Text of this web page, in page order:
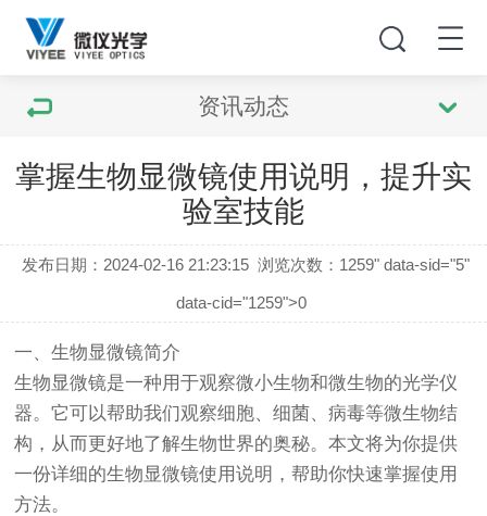
资讯动态
掌握生物显微镜使用说明，提升实
验室技能
发布日期：2024-02-16 21:23:15 浏览次数： 1259" data-sid="5"
data-cid="1259">0
一、生物显微镜简介
生物显微镜是一种用于观察微小生物和微生物的光学仪
器。它可以帮助我们观察细胞、细菌、病毒等微生物结
构，从而更好地了解生物世界的奥秘。本文将为你提供
一份详细的生物显微镜使用说明，帮助你快速掌握使用
方法。